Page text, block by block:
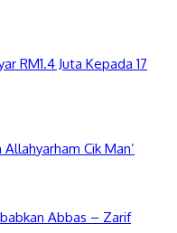
RM1.4 Juta Kepada 17
Cik Man’
Abbas – Zarif